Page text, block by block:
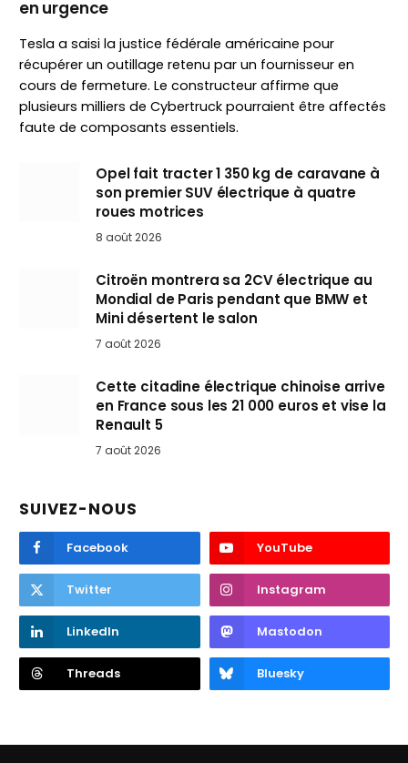
en urgence
Tesla a saisi la justice fédérale américaine pour
récupérer un outillage retenu par un fournisseur en
cours de fermeture. Le constructeur affirme que
plusieurs milliers de Cybertruck pourraient être affectés
faute de composants essentiels.
Opel fait tracter 1 350 kg de caravane à
son premier SUV électrique à quatre
roues motrices
8 août 2026
Citroën montrera sa 2CV électrique au
Mondial de Paris pendant que BMW et
Mini désertent le salon
7 août 2026
Cette citadine électrique chinoise arrive
en France sous les 21 000 euros et vise la
Renault 5
7 août 2026
SUIVEZ-NOUS
Facebook YouTube
Twitter Instagram
LinkedIn Mastodon
Threads Bluesky